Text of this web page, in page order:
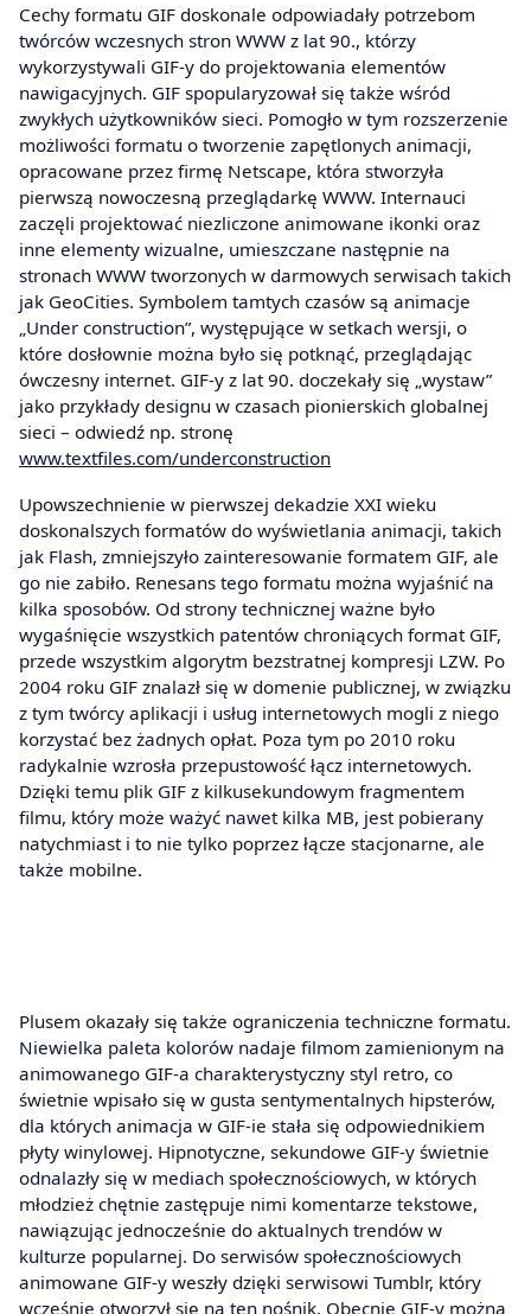
Cechy formatu GIF doskonale odpowiadały potrzebom
twórców wczesnych stron WWW z lat 90., którzy
wykorzystywali GIF-y do projektowania elementów
nawigacyjnych. GIF spopularyzował się także wśród
zwykłych użytkowników sieci. Pomogło w tym rozszerzenie
możliwości formatu o tworzenie zapętlonych animacji,
opracowane przez firmę Netscape, która stworzyła
pierwszą nowoczesną przeglądarkę WWW. Internauci
zaczęli projektować niezliczone animowane ikonki oraz
inne elementy wizualne, umieszczane następnie na
stronach WWW tworzonych w darmowych serwisach takich
jak GeoCities. Symbolem tamtych czasów są animacje
„Under construction”, występujące w setkach wersji, o
które dosłownie można było się potknąć, przeglądając
ówczesny internet. GIF-y z lat 90. doczekały się „wystaw”
jako przykłady designu w czasach pionierskich globalnej
sieci – odwiedź np. stronę
www.textfiles.com/underconstruction
Upowszechnienie w pierwszej dekadzie XXI wieku
doskonalszych formatów do wyświetlania animacji, takich
jak Flash, zmniejszyło zainteresowanie formatem GIF, ale
go nie zabiło. Renesans tego formatu można wyjaśnić na
kilka sposobów. Od strony technicznej ważne było
wygaśnięcie wszystkich patentów chroniących format GIF,
przede wszystkim algorytm bezstratnej kompresji LZW. Po
2004 roku GIF znalazł się w domenie publicznej, w związku
z tym twórcy aplikacji i usług internetowych mogli z niego
korzystać bez żadnych opłat. Poza tym po 2010 roku
radykalnie wzrosła przepustowość łącz internetowych.
Dzięki temu plik GIF z kilkusekundowym fragmentem
filmu, który może ważyć nawet kilka MB, jest pobierany
natychmiast i to nie tylko poprzez łącze stacjonarne, ale
także mobilne.
Plusem okazały się także ograniczenia techniczne formatu.
Niewielka paleta kolorów nadaje filmom zamienionym na
animowanego GIF-a charakterystyczny styl retro, co
świetnie wpisało się w gusta sentymentalnych hipsterów,
dla których animacja w GIF-ie stała się odpowiednikiem
płyty winylowej. Hipnotyczne, sekundowe GIF-y świetnie
odnalazły się w mediach społecznościowych, w których
młodzież chętnie zastępuje nimi komentarze tekstowe,
nawiązując jednocześnie do aktualnych trendów w
kulturze popularnej. Do serwisów społecznościowych
animowane GIF-y weszły dzięki serwisowi Tumblr, który
wcześnie otworzył się na ten nośnik. Obecnie GIF-y można